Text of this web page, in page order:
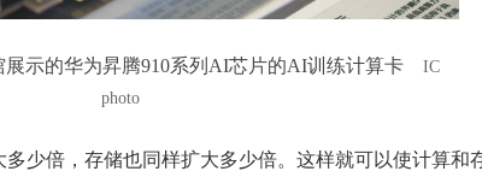
示的华为昇腾910系列AI芯片的AI训练计算卡
IC
photo
少倍，存储也同样扩大多少倍。这样就可以使计算和